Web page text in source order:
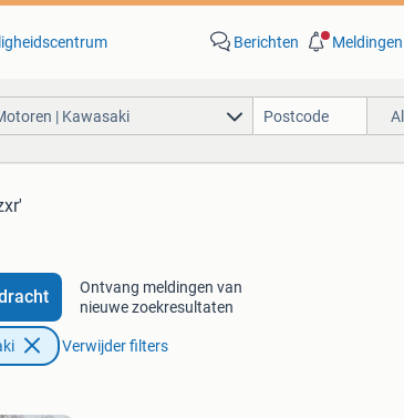
Berichten Meldingen
| Kawasaki
Ontvang meldingen van
nieuwe zoekresultaten
Verwijder filters